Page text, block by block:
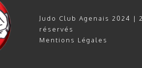
Judo Club Agenais 2024 |
réservés
Mentions Légales